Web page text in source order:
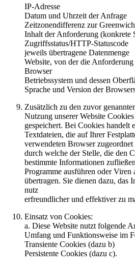
IP-Adresse
Datum und Uhrzeit der Anfrage
Zeitzonendifferenz zur
Inhalt der Anforderung (konkrete
Zugriffsstatus/HTTP-Statuscode
jeweils übertragene Datenmenge
Website, von der die
Browser
Betriebssystem und dessen
Sprache und Version der
Zusätzlich zu den zuvor
Nutzung unserer Website
gespeichert. Bei Cookies handelt
Textdateien, die auf Ihrer
verwendeten Browser
durch welche der Stelle, die den
bestimmte Informationen
Programme ausführen oder Viren
übertragen. Sie dienen dazu, das
nutz
erfreundlicher und effektiver zu
Einsatz von Cookies:
a. Diese Website nutzt folgende
Umfang und Funktionsweise im
Transiente Cookies (dazu b)
Persistente Cookies (dazu c).